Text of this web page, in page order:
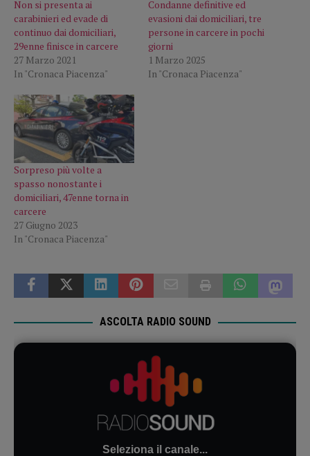
Non si presenta ai
carabinieri ed evade di
continuo dai domiciliari,
29enne finisce in carcere
27 Marzo 2021
In "Cronaca Piacenza"
Condanne definitive ed
evasioni dai domiciliari, tre
persone in carcere in pochi
giorni
1 Marzo 2025
In "Cronaca Piacenza"
Sorpreso più volte a
spasso nonostante i
domiciliari, 47enne torna in
carcere
27 Giugno 2023
In "Cronaca Piacenza"
ASCOLTA RADIO SOUND
Seleziona il canale...